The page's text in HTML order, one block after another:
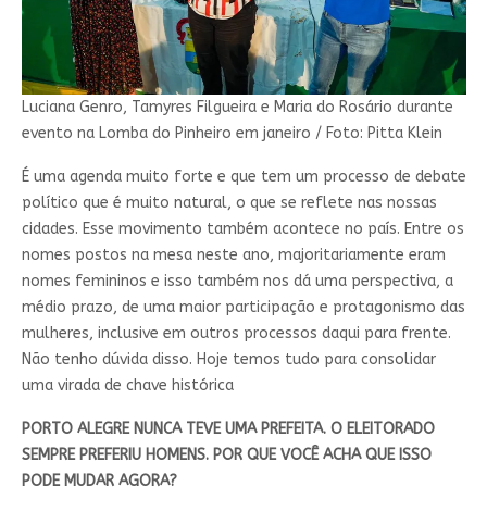
Luciana Genro, Tamyres Filgueira e Maria do Rosário durante
evento na Lomba do Pinheiro em janeiro / Foto: Pitta Klein
É uma agenda muito forte e que tem um processo de debate
político que é muito natural, o que se reflete nas nossas
cidades. Esse movimento também acontece no país. Entre os
nomes postos na mesa neste ano, majoritariamente eram
nomes femininos e isso também nos dá uma perspectiva, a
médio prazo, de uma maior participação e protagonismo das
mulheres, inclusive em outros processos daqui para frente.
Não tenho dúvida disso. Hoje temos tudo para consolidar
uma virada de chave histórica
PORTO ALEGRE NUNCA TEVE UMA PREFEITA. O ELEITORADO
SEMPRE PREFERIU HOMENS. POR QUE VOCÊ ACHA QUE ISSO
PODE MUDAR AGORA?